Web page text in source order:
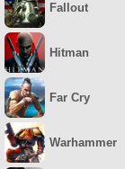
Fallout
Hitman
Far Cry
Warhammer